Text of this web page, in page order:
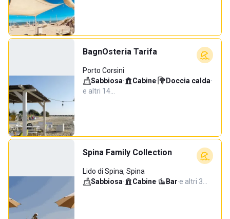
BagnOsteria Tarifa
Porto Corsini
Sabbiosa· Cabine· Doccia calda·
e altri 14…
Spina Family Collection
Lido di Spina, Spina
Sabbiosa· Cabine· Bar·e altri 3…